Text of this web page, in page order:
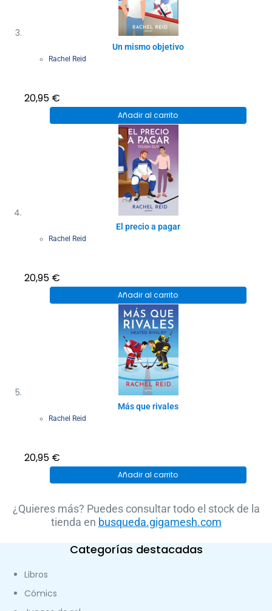
Un mismo objetivo
Rachel Reid
20,95 €
Añadir al carrito
El precio a pagar
Rachel Reid
20,95 €
Añadir al carrito
Más que rivales
Rachel Reid
20,95 €
Añadir al carrito
¿Quieres más? Puedes consultar todo el stock de la
tienda en busqueda.gigamesh.com
Categorías destacadas
Libros
Cómics